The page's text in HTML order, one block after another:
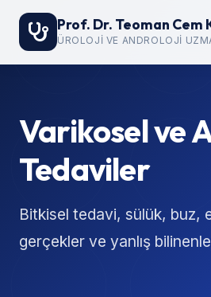
Prof. Dr. Teoman Cem
ÜROLOJI VE ANDROLOJI
Varikosel ve
Tedaviler
Bitkisel tedavi, sülük, buz,
gerçekler ve yanlış